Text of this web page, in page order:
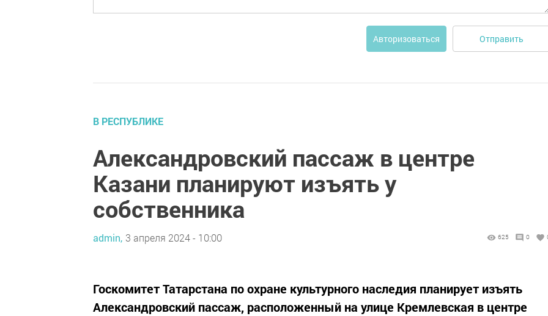
Авторизоваться Отправить
В РЕСПУБЛИКЕ
Александровский пассаж в центре
Казани планируют изъять у
собственника
admin, 3 апреля 2024 - 10:00 625 0
Госкомитет Татарстана по охране культурного наследия планирует изъять
Александровский пассаж, расположенный на улице Кремлевская в центре